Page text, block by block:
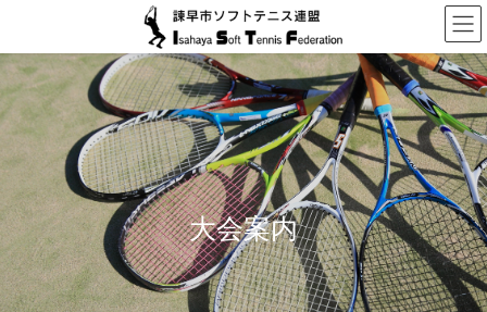
テ
ツ
に
動
ゲ
シ
ョ
に
動
大会案内